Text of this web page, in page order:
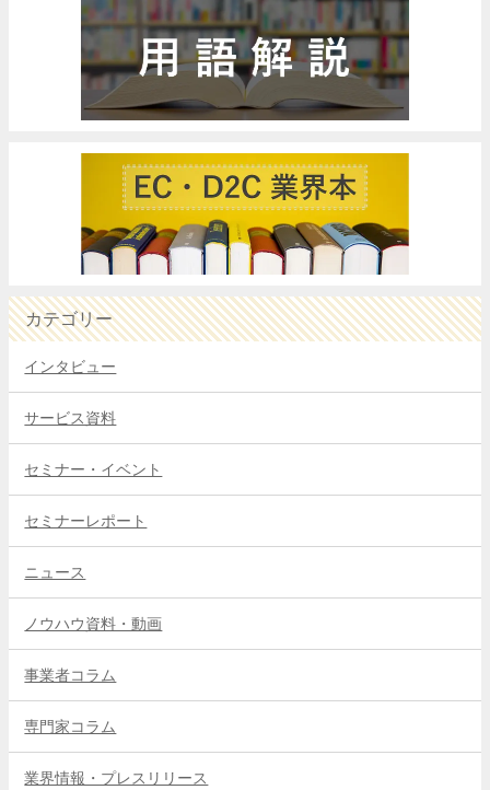
カテゴリー
インタビュー
サービス資料
セミナー・イベント
セミナーレポート
ニュース
ノウハウ資料・動画
事業者コラム
専門家コラム
業界情報・プレスリリース